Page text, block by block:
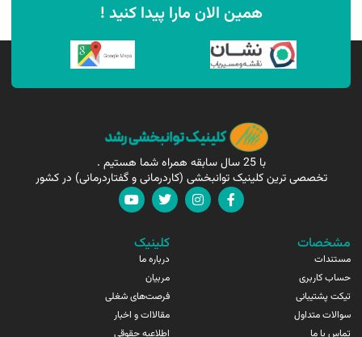
همین الان مارا پیدا کنید !
با 25 سال سابقه همراه شما هستیم .
تخصصی ترین کلینیک توانبخشی (کاردرمانی و گفتاردرمانی) در کشور
مشخصات
مستندات
حساب کاربری
تیکت پشتیبانی
سوالات متداول
تماس با ما
کلینیک
درباره ما
مربیان
فرصت‌های شغلی
مقالاات و اخبار
اطلاعیه حقوقی